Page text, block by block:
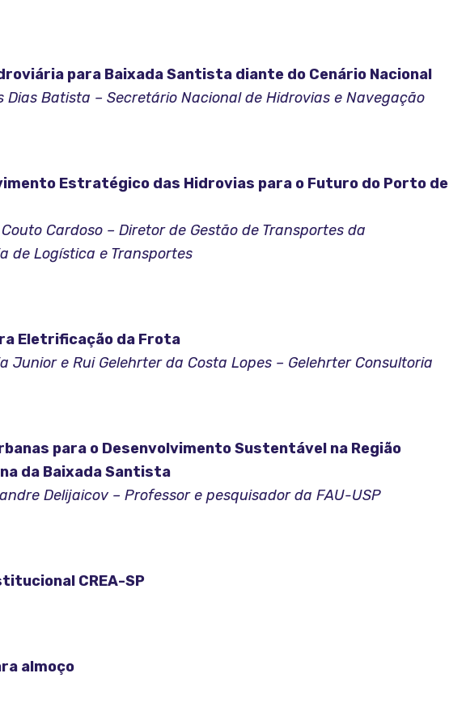
para Baixada Santista diante do Cenário Nacional
Dias Batista – Secretário Nacional de Hidrovias e Navegação
Estratégico das Hidrovias para o Futuro do Porto de
Cardoso – Diretor de Gestão de Transportes da
de Logística e Transportes
Eletrificação da Frota
Junior e Rui Gelehrter da Costa Lopes – Gelehrter Consultoria
para o Desenvolvimento Sustentável na Região
da Baixada Santista
Delijaicov – Professor e pesquisador da FAU-USP
CREA-SP
almoço